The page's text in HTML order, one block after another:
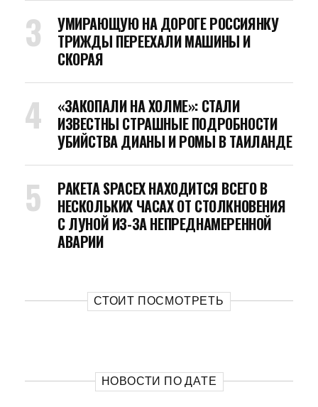
УМИРАЮЩУЮ НА ДОРОГЕ РОССИЯНКУ
ТРИЖДЫ ПЕРЕЕХАЛИ МАШИНЫ И
СКОРАЯ
«ЗАКОПАЛИ НА ХОЛМЕ»: СТАЛИ
ИЗВЕСТНЫ СТРАШНЫЕ ПОДРОБНОСТИ
УБИЙСТВА ДИАНЫ И РОМЫ В ТАИЛАНДЕ
РАКЕТА SPACEX НАХОДИТСЯ ВСЕГО В
НЕСКОЛЬКИХ ЧАСАХ ОТ СТОЛКНОВЕНИЯ
С ЛУНОЙ ИЗ-ЗА НЕПРЕДНАМЕРЕННОЙ
АВАРИИ
СТОИТ ПОСМОТРЕТЬ
НОВОСТИ ПО ДАТЕ